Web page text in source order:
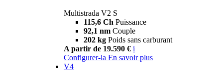
Multistrada V2 S
115,6 Ch Puissance
92,1 nm Couple
202 kg Poids sans carburant
A partir de 19.590 € i
Configurer-la En savoir plus
V4